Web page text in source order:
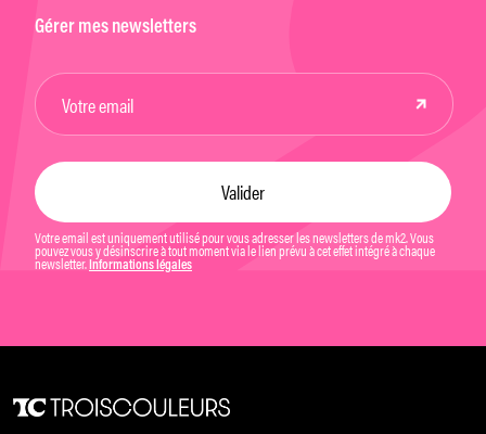
Gérer mes newsletters
Votre email est uniquement utilisé pour vous adresser les newsletters de mk2. Vous
pouvez vous y désinscrire à tout moment via le lien prévu à cet effet intégré à chaque
newsletter. Informations légales